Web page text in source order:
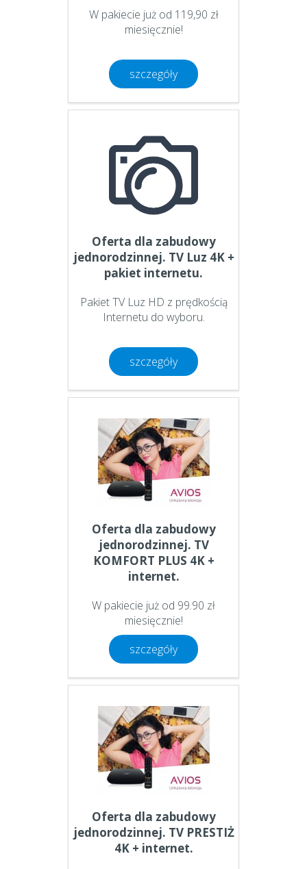
W pakiecie już od 119,90 zł
miesięcznie!
szczegóły
Oferta dla zabudowy
jednorodzinnej. TV Luz 4K +
pakiet internetu.
Pakiet TV Luz HD z prędkością
Internetu do wyboru.
szczegóły
Oferta dla zabudowy
jednorodzinnej. TV
KOMFORT PLUS 4K +
internet.
W pakiecie już od 99.90 zł
miesięcznie!
szczegóły
Oferta dla zabudowy
jednorodzinnej. TV PRESTIŻ
4K + internet.